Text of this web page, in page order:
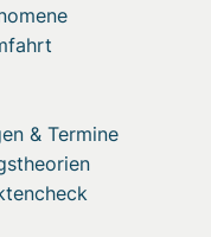
& Termine